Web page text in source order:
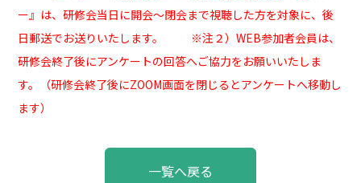
ー』は、研修会当日に開会～閉会まで視聴した方を対象に、後
日郵送でお送りいたします。 ※注２）WEB参加者会員は、
研修会終了後にアンケートの回答へご協力をお願いいたしま
す。（研修会終了後にZOOM画面を閉じるとアンケートへ移動し
ます）
一覧へ戻る